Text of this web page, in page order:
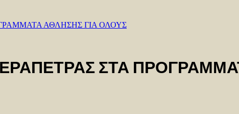
ΑΘΛΗΣΗΣ ΓΙΑ ΟΛΟΥΣ
ΣΤΑ